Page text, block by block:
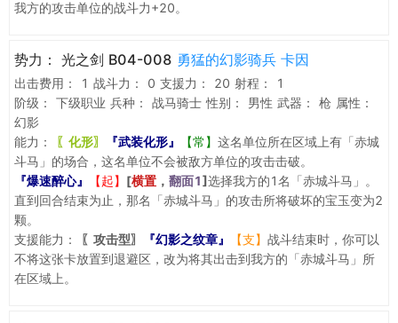
我方的攻击单位的战斗力+20。
势力： 光之剑 B04-008 勇猛的幻影骑兵 卡因
出击费用： 1 战斗力： 0 支援力： 20 射程：
1
阶级：
下级职业 兵种： 战马骑士 性别： 男性 武器： 枪 属性：
幻影
能力：
〖化形〗 『武装化形』 【常】 这名单位所在区域上有「赤城
斗马」的场合，这名单位不会被敌方单位的攻击击破。
『爆速醉心』
【起】 [横置 ， 翻面1]选择我方的1名「赤城斗马」。
直到回合结束为止，那名「赤城斗马」的攻击所将破坏的宝玉变为2
颗。
支援能力：
〖攻击型〗 『幻影之纹章』 【支】 战斗结束时，你可以
不将这张卡放置到退避区，改为将其出击到我方的「赤城斗马」所
在区域上。